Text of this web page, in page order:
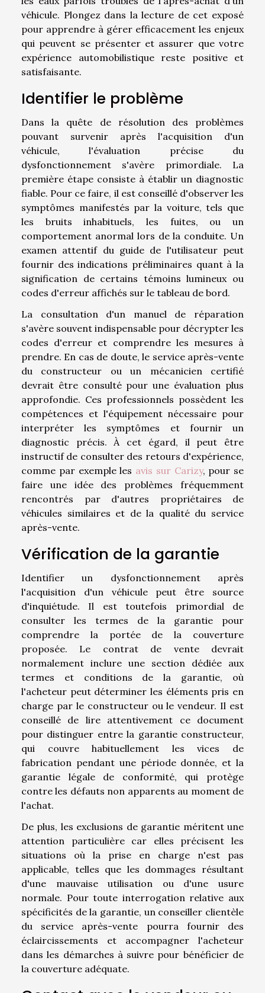
véhicule. Plongez dans la lecture de cet exposé
pour apprendre à gérer efficacement les enjeux
qui peuvent se présenter et assurer que votre
expérience automobilistique reste positive et
satisfaisante.
Identifier le problème
Dans la quête de résolution des problèmes
pouvant survenir après l'acquisition d'un
véhicule, l'évaluation précise du
dysfonctionnement s'avère primordiale. La
première étape consiste à établir un diagnostic
fiable. Pour ce faire, il est conseillé d'observer les
symptômes manifestés par la voiture, tels que
les bruits inhabituels, les fuites, ou un
comportement anormal lors de la conduite. Un
examen attentif du guide de l'utilisateur peut
fournir des indications préliminaires quant à la
signification de certains témoins lumineux ou
codes d'erreur affichés sur le tableau de bord.
La consultation d'un manuel de réparation
s'avère souvent indispensable pour décrypter les
codes d'erreur et comprendre les mesures à
prendre. En cas de doute, le service après-vente
du constructeur ou un mécanicien certifié
devrait être consulté pour une évaluation plus
approfondie. Ces professionnels possèdent les
compétences et l'équipement nécessaire pour
interpréter les symptômes et fournir un
diagnostic précis. À cet égard, il peut être
instructif de consulter des retours d'expérience,
comme par exemple les avis sur Carizy, pour se
faire une idée des problèmes fréquemment
rencontrés par d'autres propriétaires de
véhicules similaires et de la qualité du service
après-vente.
Vérification de la garantie
Identifier un dysfonctionnement après
l'acquisition d'un véhicule peut être source
d'inquiétude. Il est toutefois primordial de
consulter les termes de la garantie pour
comprendre la portée de la couverture
proposée. Le contrat de vente devrait
normalement inclure une section dédiée aux
termes et conditions de la garantie, où
l'acheteur peut déterminer les éléments pris en
charge par le constructeur ou le vendeur. Il est
conseillé de lire attentivement ce document
pour distinguer entre la garantie constructeur,
qui couvre habituellement les vices de
fabrication pendant une période donnée, et la
garantie légale de conformité, qui protège
contre les défauts non apparents au moment de
l'achat.
De plus, les exclusions de garantie méritent une
attention particulière car elles précisent les
situations où la prise en charge n'est pas
applicable, telles que les dommages résultant
d'une mauvaise utilisation ou d'une usure
normale. Pour toute interrogation relative aux
spécificités de la garantie, un conseiller clientèle
du service après-vente pourra fournir des
éclaircissements et accompagner l'acheteur
dans les démarches à suivre pour bénéficier de
la couverture adéquate.